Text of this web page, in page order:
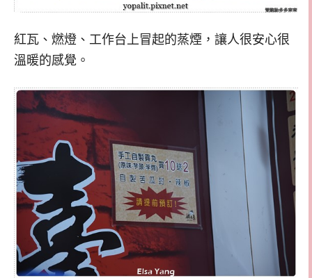
紅瓦、燃燈、工作台上冒起的蒸煙，讓人很安心很
溫暖的感覺。